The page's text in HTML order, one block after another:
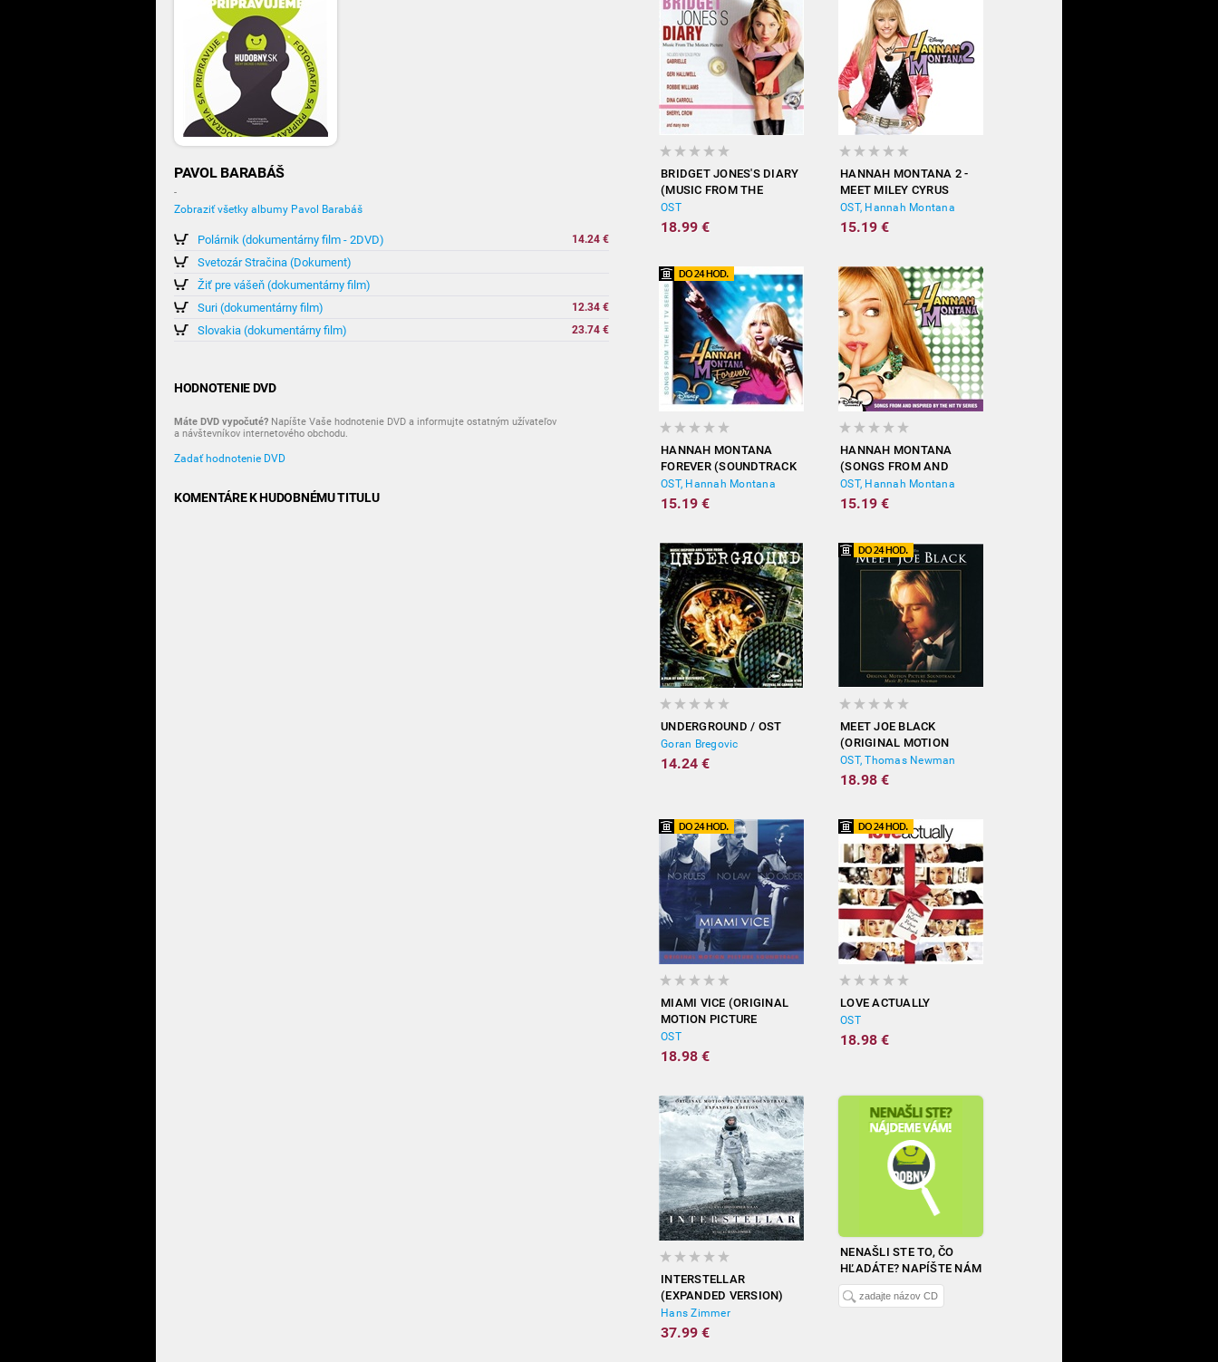
PAVOL BARABÁŠ
-
Zobraziť všetky albumy Pavol Barabáš
Polárnik (dokumentárny film - 2DVD) 14.24 €
Svetozár Stračina (Dokument)
Žiť pre vášeň (dokumentárny film)
vypredané
Suri (dokumentárny film) 12.34 €
Slovakia (dokumentárny film) 23.74 €
HODNOTENIE DVD
Máte DVD vypočuté? Napíšte Vaše hodnotenie DVD a informujte ostatným užívateľov
a návštevníkov internetového obchodu.
Zadať hodnotenie DVD
KOMENTÁRE K HUDOBNÉMU TITULU
BRIDGET JONES'S DIARY
(MUSIC FROM THE
MOTION PICTURE)
OST
18.99 €
HANNAH MONTANA 2 -
MEET MILEY CYRUS
OST, Hannah Montana
15.19 €
HANNAH MONTANA
FOREVER (SOUNDTRACK
FROM THE TV SERIES)
OST, Hannah Montana
15.19 €
HANNAH MONTANA
(SONGS FROM AND
INSPIRED BY THE HIT TV
SERIES)
OST, Hannah Montana
15.19 €
UNDERGROUND / OST
Goran Bregovic
14.24 €
MEET JOE BLACK
(ORIGINAL MOTION
PICTURE SOUNDTRACK)
OST, Thomas Newman
18.98 €
MIAMI VICE (ORIGINAL
MOTION PICTURE
SOUNDTRACK)
OST
18.98 €
LOVE ACTUALLY
OST
18.98 €
INTERSTELLAR
(EXPANDED VERSION)
Hans Zimmer
37.99 €
NENAŠLI STE TO, ČO
HĽADÁTE? NAPÍŠTE NÁM